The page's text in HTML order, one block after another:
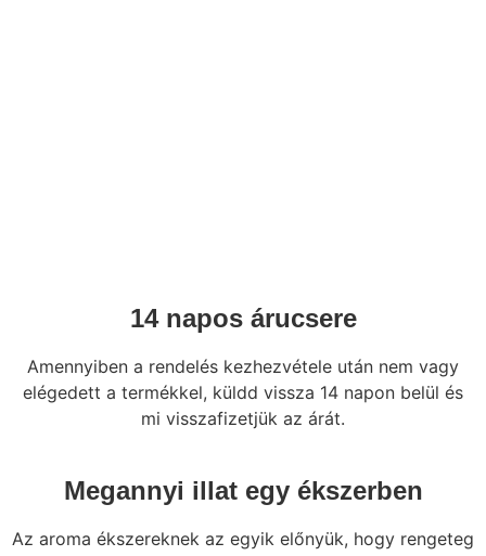
14 napos árucsere
Amennyiben a rendelés kezhezvétele után nem vagy
elégedett a termékkel, küldd vissza 14 napon belül és
mi visszafizetjük az árát.
Megannyi illat egy ékszerben
Az aroma ékszereknek az egyik előnyük, hogy rengeteg